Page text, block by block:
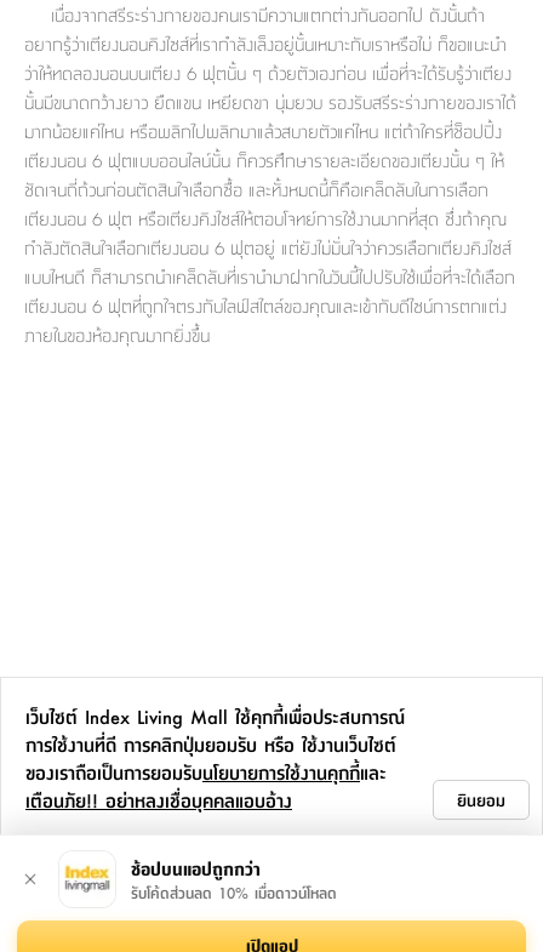
เนื่องจากสรีระร่างกายของคนเรามีความแตกต่างกันออกไป ดังนั้นถ้า
อยากรู้ว่าเตียงนอนคิงไซส์ที่เรากำลังเล็งอยู่นั้นเหมาะกับเราหรือไม่ ก็ขอแนะนำ
ว่าให้ทดลองนอนบนเตียง 6 ฟุตนั้น ๆ ด้วยตัวเองก่อน เพื่อที่จะได้รับรู้ว่าเตียง
นั้นมีขนาดกว้างยาว ยืดแขน เหยียดขา นุ่มยวบ รองรับสรีระร่างกายของเราได้
มากน้อยแค่ไหน หรือพลิกไปพลิกมาแล้วสบายตัวแค่ไหน แต่ถ้าใครที่ช็อปปิ้ง
เตียงนอน 6 ฟุตแบบออนไลน์นั้น ก็ควรศึกษารายละเอียดของเตียงนั้น ๆ ให้
ชัดเจนถี่ถ้วนก่อนตัดสินใจเลือกซื้อ และทั้งหมดนี้ก็คือเคล็ดลับในการเลือก
เตียงนอน 6 ฟุต หรือเตียงคิงไซส์ให้ตอบโจทย์การใช้งานมากที่สุด ซึ่งถ้าคุณ
กำลังตัดสินใจเลือกเตียงนอน 6 ฟุตอยู่ แต่ยังไม่มั่นใจว่าควรเลือกเตียงคิงไซส์
แบบไหนดี ก็สามารถนำเคล็ดลับที่เรานำมาฝากในวันนี้ไปปรับใช้เพื่อที่จะได้เลือก
เตียงนอน 6 ฟุตที่ถูกใจตรงกับไลฟ์สไตล์ของคุณและเข้ากับดีไซน์การตกแต่ง
ภายในของห้องคุณมากยิ่งขึ้น
เว็บไซต์ Index Living Mall ใช้คุกกี้เพื่อประสบการณ์
การใช้งานที่ดี การคลิกปุ่มยอมรับ หรือ ใช้งานเว็บไซต์
ของเราถือเป็นการยอมรับนโยบายการใช้งานคุกกี้และ
เตือนภัย!! อย่าหลงเชื่อบุคคลแอบอ้าง
ยินยอม
ช้อปบนแอปถูกกว่า
รับโค้ดส่วนลด 10% เมื่อดาวน์โหลด
เปิดแอป